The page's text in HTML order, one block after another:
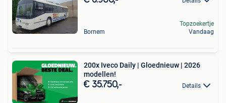
Bornem
Topzoekertje
Vandaag
200x Iveco Daily | Gloednieuw | 2026
modellen!
€ 35.750,- Details